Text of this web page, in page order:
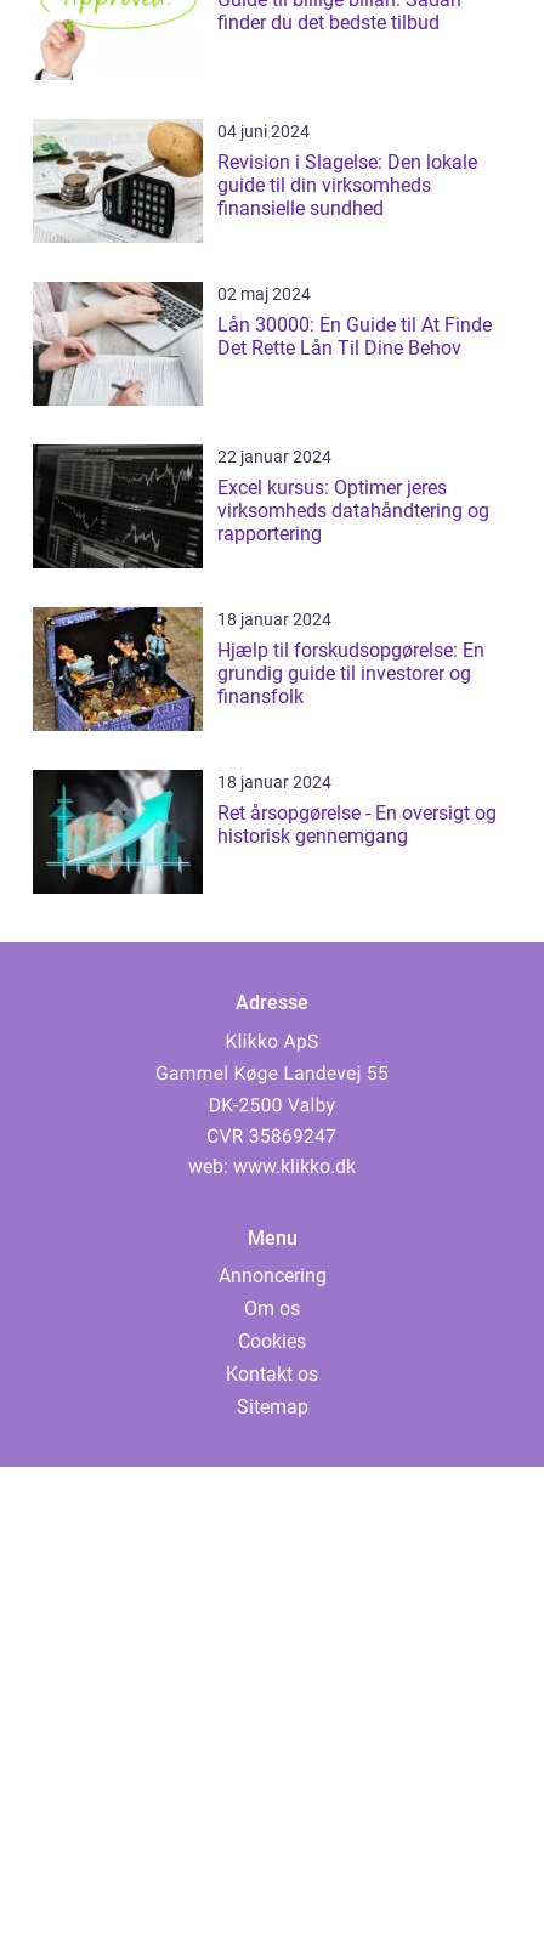
finder du det bedste tilbud
04 juni 2024
Revision i Slagelse: Den lokale
guide til din virksomheds
finansielle sundhed
02 maj 2024
Lån 30000: En Guide til At Finde
Det Rette Lån Til Dine Behov
22 januar 2024
Excel kursus: Optimer jeres
virksomheds datahåndtering og
rapportering
18 januar 2024
Hjælp til forskudsopgørelse: En
grundig guide til investorer og
finansfolk
18 januar 2024
Ret årsopgørelse - En oversigt og
historisk gennemgang
Adresse
web: www.klikko.dk
Menu
Annoncering
Om os
Cookies
Kontakt os
Sitemap